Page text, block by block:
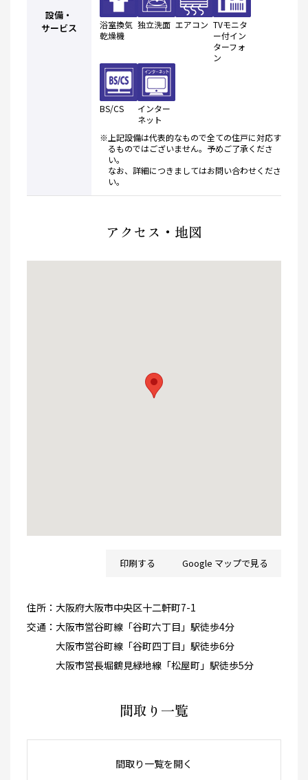
設備・
サービス
浴室換気
乾燥機
独立洗面 エアコン TVモニタ
ー付イン
ターフォ
ン
BS/CS
インター
ネット
※上記設備は代表的なもので全ての住戸に対応す
るものではございません。予めご了承くださ
い。
なお、詳細につきましてはお問い合わせくださ
い。
アクセス・地図
住所： 大阪府大阪市中央区十二軒町7-1
交通： 大阪市営谷町線「谷町六丁目」駅徒歩4分
大阪市営谷町線「谷町四丁目」駅徒歩6分
大阪市営長堀鶴見緑地線「松屋町」駅徒歩5分
印刷する Google マップで見る
間取り一覧
間取り一覧を開く